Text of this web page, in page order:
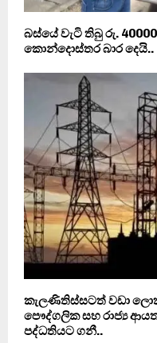
බස්යේ වැටි තිබු රු.
කොන්දොස්තර බාර දෙයි..
කැලණිතිස්සටත් වඩා ලොකු
පෞද්ගලික සහ රාජ්‍ය
පද්ධතියට ගනී..